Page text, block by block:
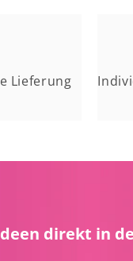
Lieferung
direkt in